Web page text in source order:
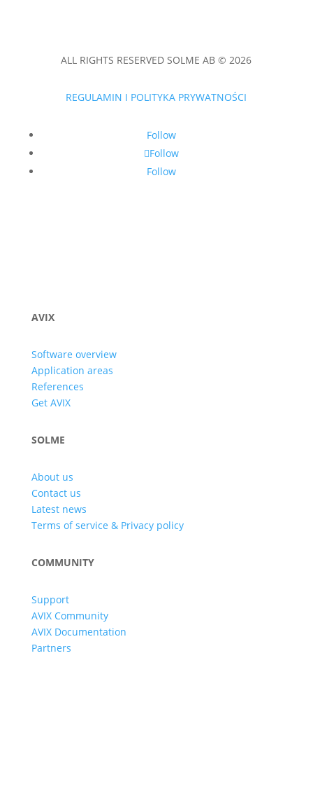
ALL RIGHTS RESERVED SOLME AB © 2026
REGULAMIN I POLITYKA PRYWATNOŚCI
Follow
Follow
Follow
AVIX
Software overview
Application areas
References
Get AVIX
SOLME
About us
Contact us
Latest news
Terms of service & Privacy policy
COMMUNITY
Support
AVIX Community
AVIX Documentation
Partners